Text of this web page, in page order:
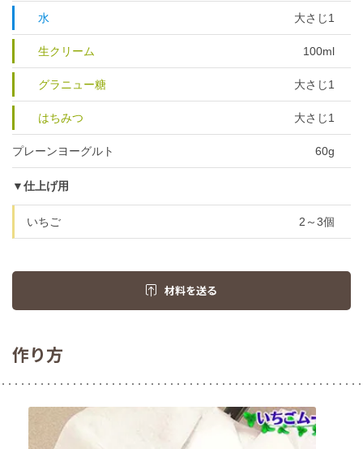
水 大さじ1
生クリーム 100ml
グラニュー糖 大さじ1
はちみつ 大さじ1
プレーンヨーグルト 60g
▼仕上げ用
いちご 2～3個
材料を送る
作り方